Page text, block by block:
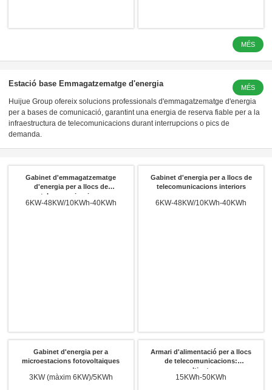
LFP 3.2 V
MÉS
Estació base Emmagatzematge d'energia MÉS
Huijue Group ofereix solucions professionals d'emmagatzematge d'energia
per a bases de comunicació, garantint una energia de reserva fiable per a la
infraestructura de telecomunicacions durant interrupcions o pics de
demanda.
Gabinet d'emmagatzematge
d'energia per a llocs de
telecomunicacions
6KW-48KW/10KWh-40KWh
Gabinet d'energia per a llocs de
telecomunicacions interiors
6KW-48KW/10KWh-40KWh
Gabinet d'energia per a
microestacions fotovoltaiques
3KW (màxim 6KW)/5KWh
Armari d'alimentació per a llocs
de telecomunicacions:
multientorn
15KWh-50KWh